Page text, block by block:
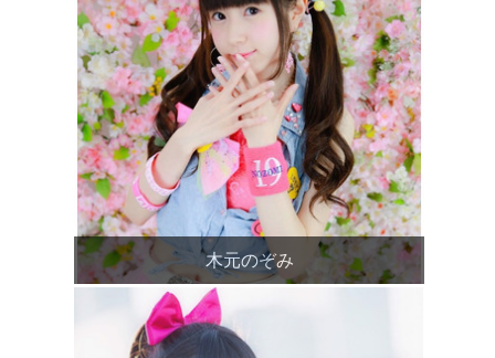
木元のぞみ